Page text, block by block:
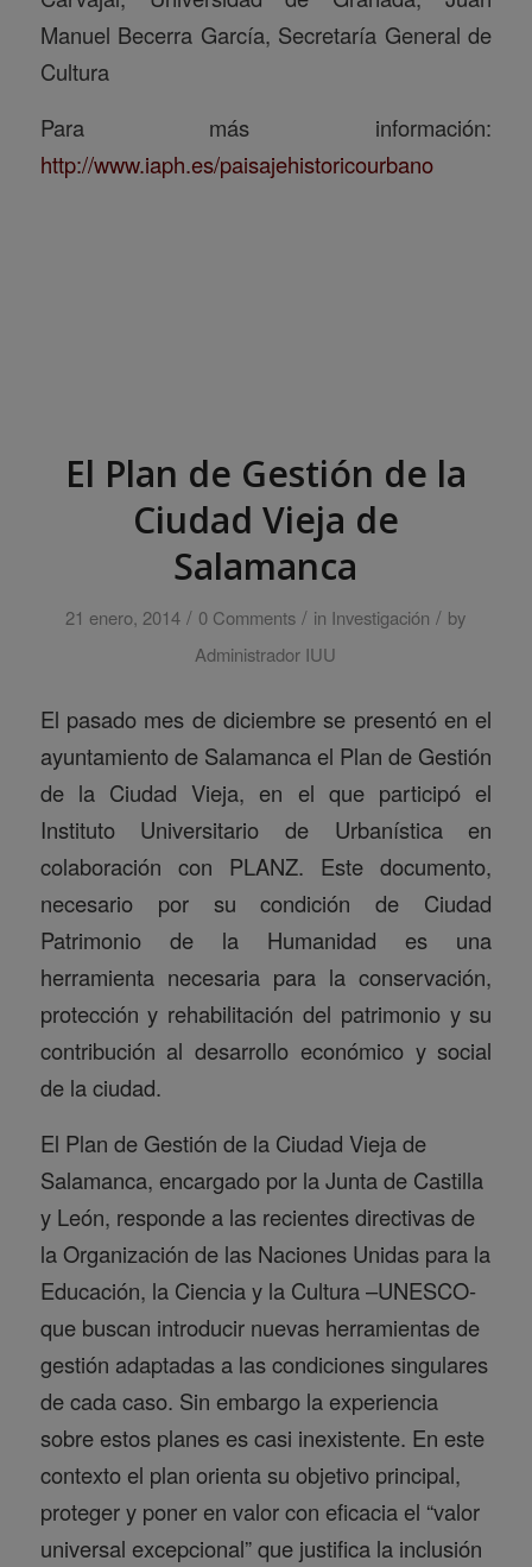
Manuel Becerra García, Secretaría General de
Cultura
Para más información:
http://www.iaph.es/paisajehistoricourbano
El Plan de Gestión de la
Ciudad Vieja de
Salamanca
21 enero, 2014 / 0 Comments / in Investigación / by
Administrador IUU
El pasado mes de diciembre se presentó en el
ayuntamiento de Salamanca el Plan de Gestión
de la Ciudad Vieja, en el que participó el
Instituto Universitario de Urbanística en
colaboración con PLANZ. Este documento,
necesario por su condición de Ciudad
Patrimonio de la Humanidad es una
herramienta necesaria para la conservación,
protección y rehabilitación del patrimonio y su
contribución al desarrollo económico y social
de la ciudad.
El Plan de Gestión de la Ciudad Vieja de
Salamanca, encargado por la Junta de Castilla
y León, responde a las recientes directivas de
la Organización de las Naciones Unidas para la
Educación, la Ciencia y la Cultura –UNESCO-
que buscan introducir nuevas herramientas de
gestión adaptadas a las condiciones singulares
de cada caso. Sin embargo la experiencia
sobre estos planes es casi inexistente. En este
contexto el plan orienta su objetivo principal,
proteger y poner en valor con eficacia el “valor
universal excepcional” que justifica la inclusión